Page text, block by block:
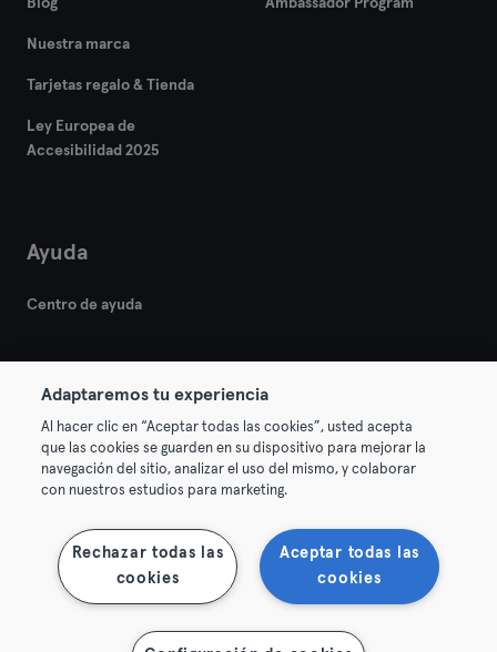
Blog
Nuestra marca
Tarjetas regalo & Tienda
Ley Europea de
Accesibilidad 2025
Ambassador Program
Ayuda
Centro de ayuda
© 2026 Urban Sports Group GmbH. All rights reserved.
Términos y condiciones Privacidad
Rescindir contratos aquí Desistir de contratos aquí
Adaptaremos tu experiencia
Al hacer clic en “Aceptar todas las cookies”, usted acepta
que las cookies se guarden en su dispositivo para mejorar la
navegación del sitio, analizar el uso del mismo, y colaborar
con nuestros estudios para marketing.
Aceptar todas las
cookies
Rechazar todas las
cookies